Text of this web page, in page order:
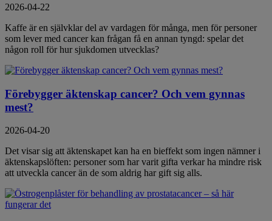
2026-04-22
Kaffe är en självklar del av vardagen för många, men för personer
som lever med cancer kan frågan få en annan tyngd: spelar det
någon roll för hur sjukdomen utvecklas?
Förebygger äktenskap cancer? Och vem gynnas
mest?
2026-04-20
Det visar sig att äktenskapet kan ha en bieffekt som ingen nämner i
äktenskapslöften: personer som har varit gifta verkar ha mindre risk
att utveckla cancer än de som aldrig har gift sig alls.